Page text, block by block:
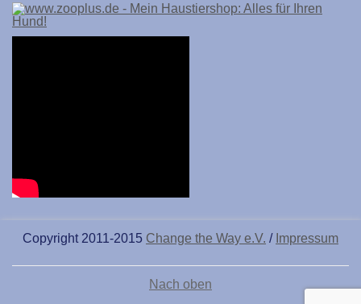
Copyright 2011-2015 Change the Way e.V. / Impressum
Nach oben